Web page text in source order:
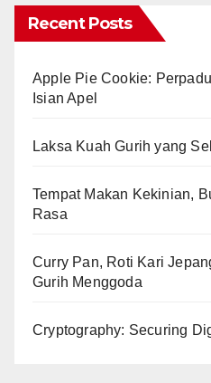
Recent Posts
Apple Pie Cookie:
Isian Apel
Laksa Kuah Gurih yang
Tempat Makan Kekinian,
Rasa
Curry Pan, Roti Kari
Gurih Menggoda
Cryptography: Securing